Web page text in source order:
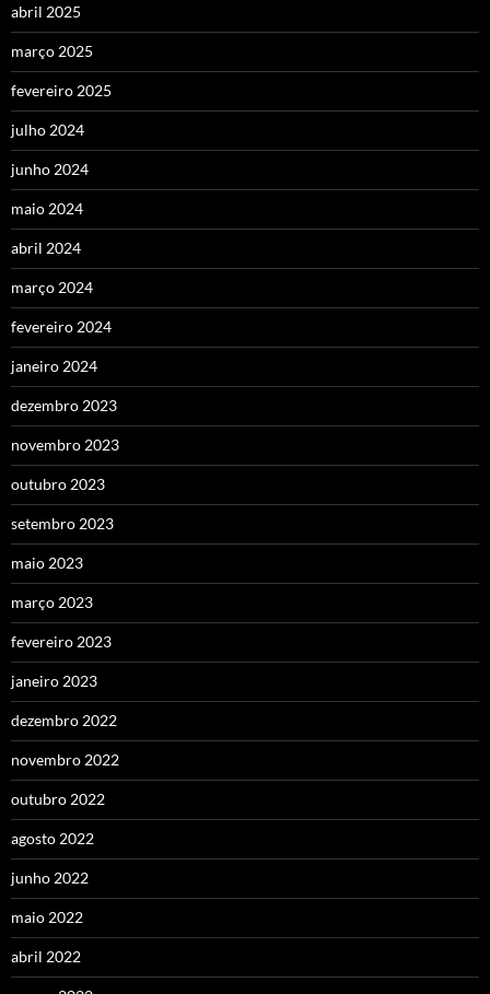
abril 2025
março 2025
fevereiro 2025
julho 2024
junho 2024
maio 2024
abril 2024
março 2024
fevereiro 2024
janeiro 2024
dezembro 2023
novembro 2023
outubro 2023
setembro 2023
maio 2023
março 2023
fevereiro 2023
janeiro 2023
dezembro 2022
novembro 2022
outubro 2022
agosto 2022
junho 2022
maio 2022
abril 2022